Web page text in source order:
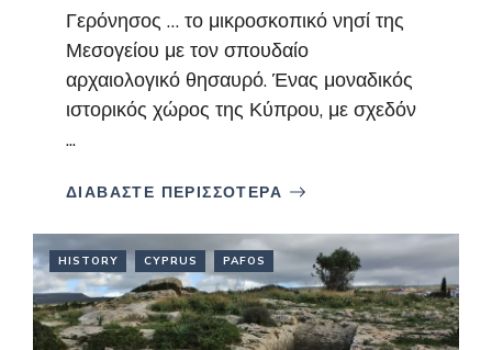
Γερόνησος … το μικροσκοπικό νησί της
Μεσογείου με τον σπουδαίο
αρχαιολογικό θησαυρό. Ένας μοναδικός
ιστορικός χώρος της Κύπρου, με σχεδόν
...
ΔΙΑΒΑΣΤΕ ΠΕΡΙΣΣΟΤΕΡΑ
HISTORY CYPRUS PAFOS